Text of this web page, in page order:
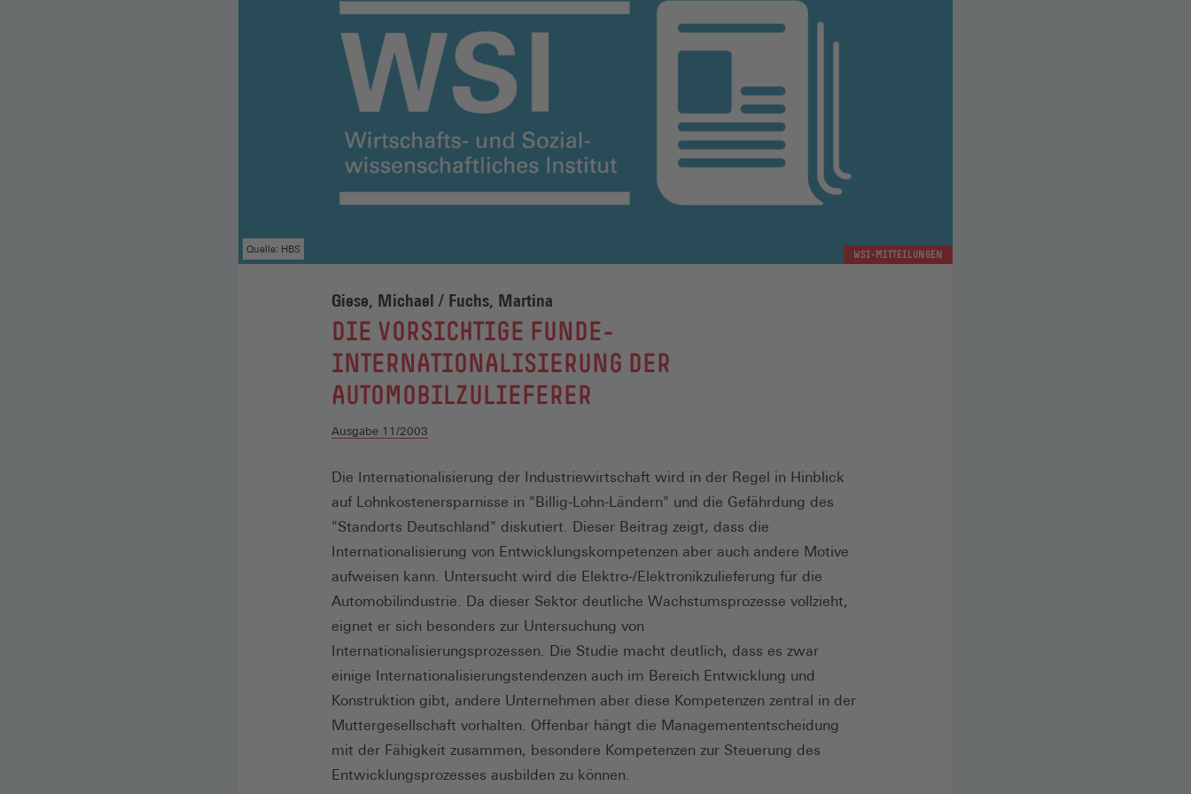
Quelle: HBS WSI-MITTEILUNGEN
Giese, Michael / Fuchs, Martina
:
DIE VORSICHTIGE FUNDE-
INTERNATIONALISIERUNG DER
AUTOMOBILZULIEFERER
Ausgabe 11/2003
Die Internationalisierung der Industriewirtschaft wird in der Regel in Hinblick
auf Lohnkostenersparnisse in "Billig-Lohn-Ländern" und die Gefährdung des
"Standorts Deutschland" diskutiert. Dieser Beitrag zeigt, dass die
Internationalisierung von Entwicklungskompetenzen aber auch andere Motive
aufweisen kann. Untersucht wird die Elektro-/Elektronikzulieferung für die
Automobilindustrie. Da dieser Sektor deutliche Wachstumsprozesse vollzieht,
eignet er sich besonders zur Untersuchung von
Internationalisierungsprozessen. Die Studie macht deutlich, dass es zwar
einige Internationalisierungstendenzen auch im Bereich Entwicklung und
Konstruktion gibt, andere Unternehmen aber diese Kompetenzen zentral in der
Muttergesellschaft vorhalten. Offenbar hängt die Managemententscheidung
mit der Fähigkeit zusammen, besondere Kompetenzen zur Steuerung des
Entwicklungsprozesses ausbilden zu können.